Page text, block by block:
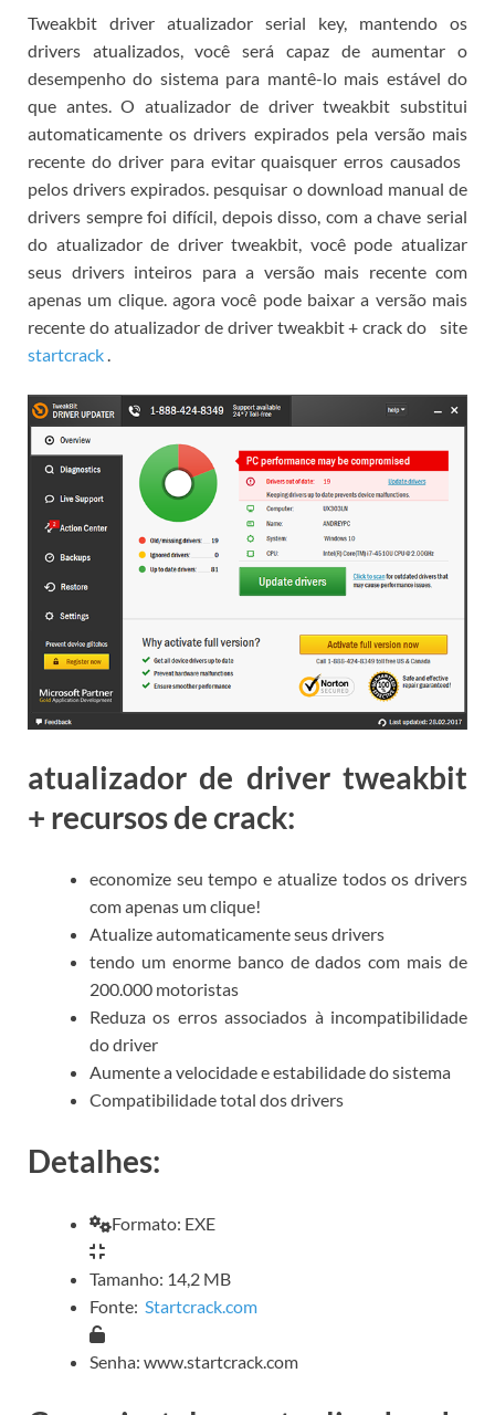
Tweakbit driver atualizador serial key, mantendo os
drivers atualizados, você será capaz de aumentar o
desempenho do sistema para mantê-lo mais estável do
que antes.O atualizador de driver tweakbit substitui
automaticamente os drivers expirados pela versão mais
recente do driver para evitar quaisquer erros causados ​​
pelos drivers expirados. pesquisar o download manual de
drivers sempre foi difícil, depois disso, com a chave serial
do atualizador de driver tweakbit, você pode atualizar
seus drivers inteiros para a versão mais recente com
apenas um clique. agora você pode baixar a versão mais
recente do atualizador de driver tweakbit + crack do
site
startcrack
atualizador de driver tweakbit
+ recursos de crack:
economize seu tempo e atualize todos os drivers
com apenas um clique!
Atualize automaticamente seus drivers
tendo um enorme banco de dados com mais de
200.000 motoristas
Reduza os erros associados à incompatibilidade
do driver
Aumente a velocidade e estabilidade do sistema
Compatibilidade total dos drivers
Detalhes:
Formato: EXE
Tamanho: 14,2 MB
Fonte: Startcrack.com
Senha: www.startcrack.com